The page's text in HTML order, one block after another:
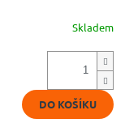
Skladem
DO KOŠÍKU